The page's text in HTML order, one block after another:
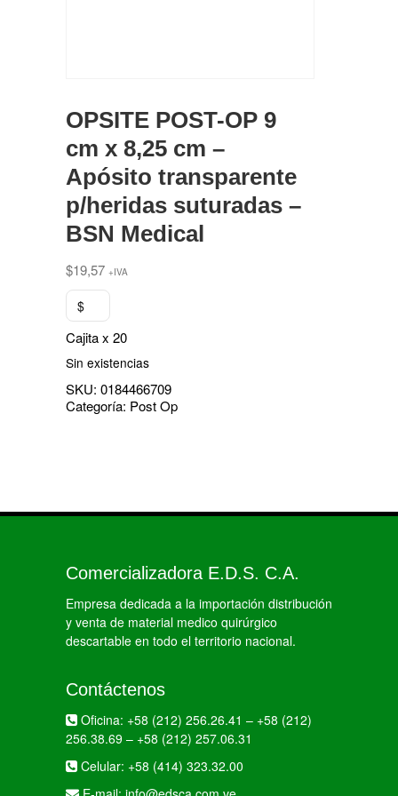
OPSITE POST-OP 9
cm x 8,25 cm –
Apósito transparente
p/heridas suturadas –
BSN Medical
$19,57 +IVA
$
Cajita x 20
Sin existencias
SKU: 0184466709
Categoría: Post Op
Comercializadora E.D.S. C.A.
Empresa dedicada a la importación distribución
y venta de material medico quirúrgico
descartable en todo el territorio nacional.
Contáctenos
Oficina: +58 (212) 256.26.41 – +58 (212)
256.38.69 – +58 (212) 257.06.31
Celular: +58 (414) 323.32.00